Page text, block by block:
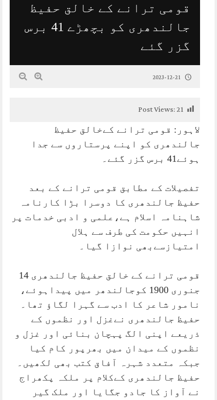
قومی ترانے کے خالق حفیظ
جالندھری کو بچھڑے 41 برس
گزر گئے
2023-12-21
Post Views:21
لاہور: قومی ترانے کےخالق حفیظ
جالندھری کو اپنے پرستاروں سے جدا
ہوئے41 برس گزر گئے۔
تفصیلات کے مطابق قومی ترانے کے بعد
حفیظ جالندھری کا دوسرا بڑا کارنامہ
شاہنامہ اسلام ہے،علمی و ادبی خدمات پر
انہیں حکومت کی طرف سے ہلال
امتیازسےبھی نوازا گیا۔
قومی ترانے کے خالق حفیظ جالندھری 14
جنوری 1900 کوجالندھر میں پیداہوئے،
نامور شاعر کا ادب سے گہرا لگاؤ تھا۔
حفیظ جالندھری نےغزل اور نظموں کے
ذریعے اپنی الگ پہچان بنائی اور غزل و
نظموں کے میدان میں بھرپور کام کیا
جبکہ متعدد شہرہ آفاق کتب بھی لکھیں۔
حفیظ جالندھری کےکلام پر ملکہ پکھراج
نے آواز کا جادو جگایا اور ملک گیر